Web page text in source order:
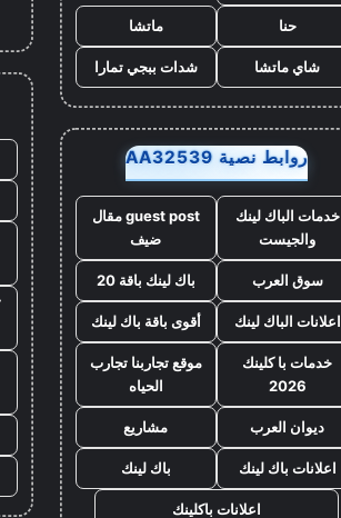
حنا ماتشا
شاي ماتشا شدات ببجي تمارا
روابط نصية AA32539
خدمات الباك لينك
والجيست
guest post مقال
ضيف
سوق العرب باك لينك باقة 20
اعلانات الباك لينك أقوى باقة باك لينك
خدمات با كلينك
2026
موقع تجاربنا تجارب
الحياه
ديوان العرب مشاريع
اعلانات باك لينك باك لينك
اعلانات باكلينك